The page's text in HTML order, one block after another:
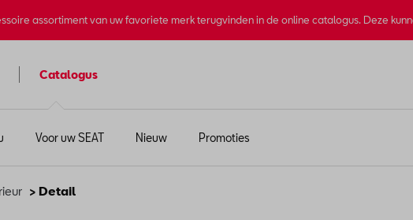
assortiment van uw favoriete merk terugvinden in de online catalogus. Deze
Catalogus
Voor uw SEAT Nieuw Promoties
> Detail